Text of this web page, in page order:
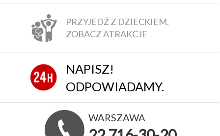
PRZYJEDŹ Z DZIECKIEM.
ZOBACZ ATRAKCJE
NAPISZ!
ODPOWIADAMY.
WARSZAWA